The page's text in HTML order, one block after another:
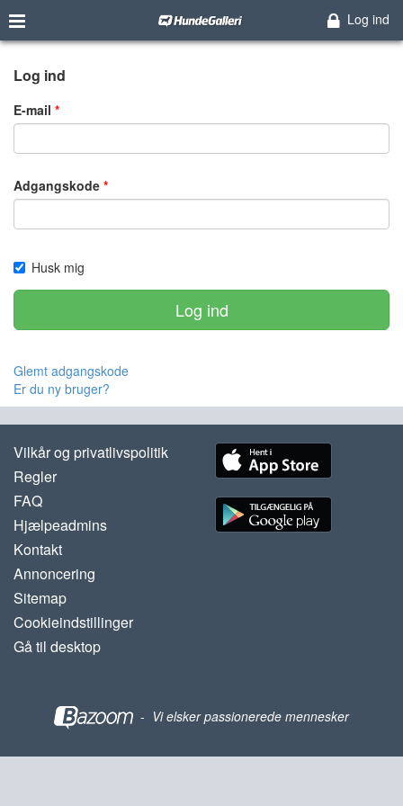
Log ind
Log ind
E-mail
Adgangskode
Husk mig
Log ind
Glemt adgangskode
Er du ny bruger?
Vilkår og privatlivspolitik
Regler
FAQ
Hjælpeadmins
Kontakt
Annoncering
Sitemap
Cookieindstillinger
Gå til desktop
- Vi elsker passionerede mennesker